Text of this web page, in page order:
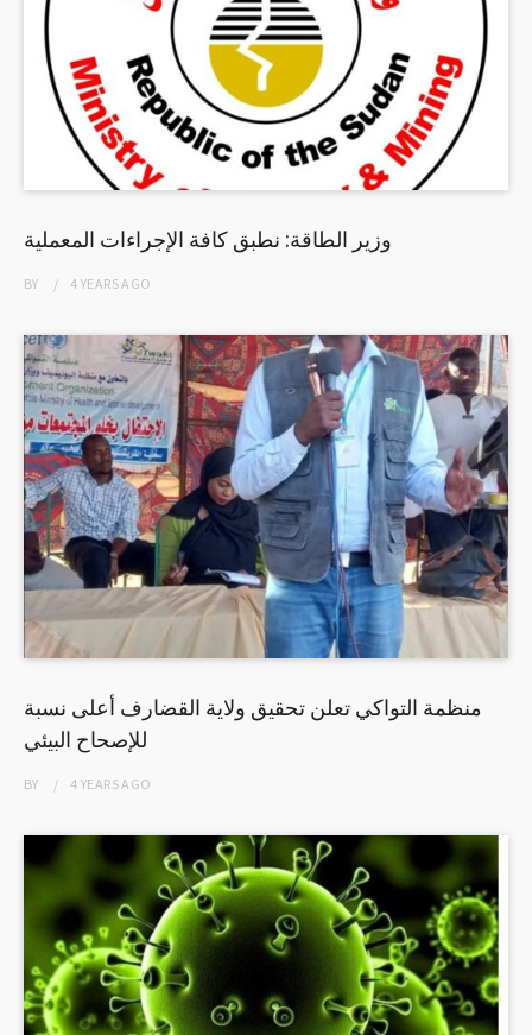
وزير الطاقة: نطبق كافة الإجراءات المعملية
BY 4 YEARSAGO
منظمة التواكي تعلن تحقيق ولاية القضارف أعلى نسبة
للإصحاح البيئي
BY 4 YEARSAGO